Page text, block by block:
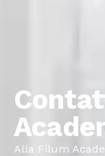
Alla Filum